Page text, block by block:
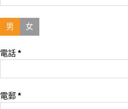
男 女
電話 *
電郵 *